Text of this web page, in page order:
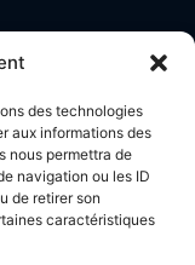
des technologies
aux informations des
nous permettra de
navigation ou les ID
de retirer son
caractéristiques